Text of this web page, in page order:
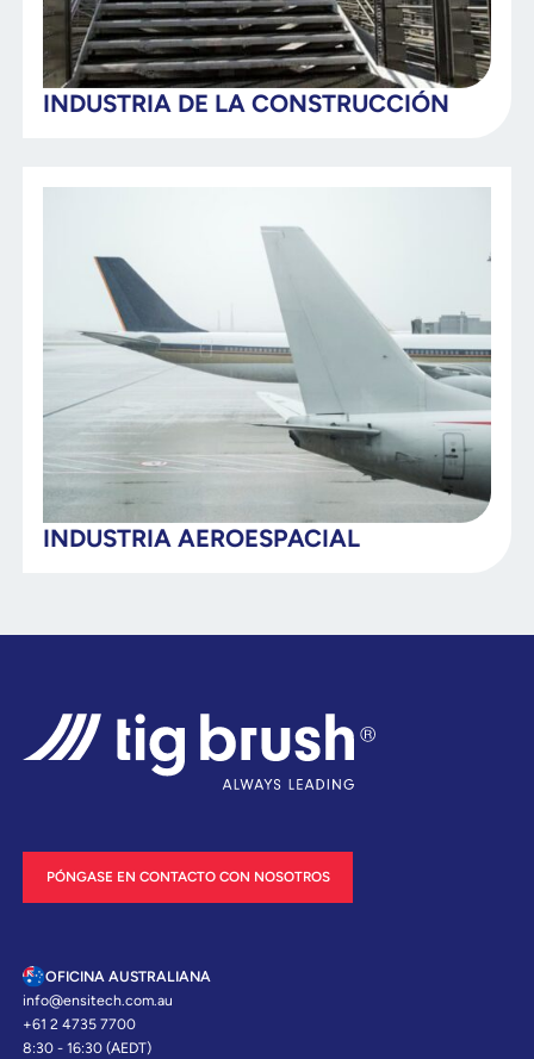
INDUSTRIA DE LA CONSTRUCCIÓN
INDUSTRIA AEROESPACIAL
PÓNGASE EN CONTACTO CON NOSOTROS
OFICINA AUSTRALIANA
info@ensitech.com.au
+61 2 4735 7700
8:30 - 16:30 (AEDT)